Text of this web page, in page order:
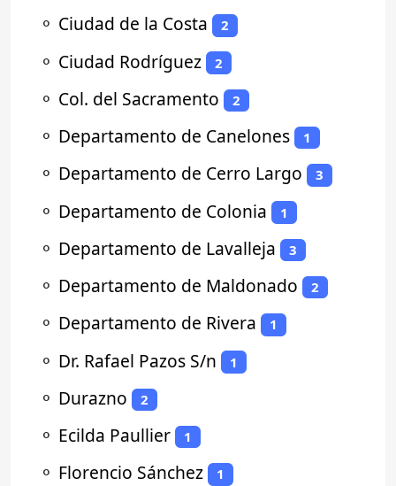
⚬ Ciudad de la Costa 2
⚬ Ciudad Rodríguez 2
⚬ Col. del Sacramento 2
⚬ Departamento de Canelones 1
⚬ Departamento de Cerro Largo 3
⚬ Departamento de Colonia 1
⚬ Departamento de Lavalleja 3
⚬ Departamento de Maldonado 2
⚬ Departamento de Rivera 1
⚬ Dr. Rafael Pazos S/n 1
⚬ Durazno 2
⚬ Ecilda Paullier 1
⚬ Florencio Sánchez 1